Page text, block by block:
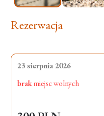
Rezerwacja
23 sierpnia 2026
brakmiejsc wolnych